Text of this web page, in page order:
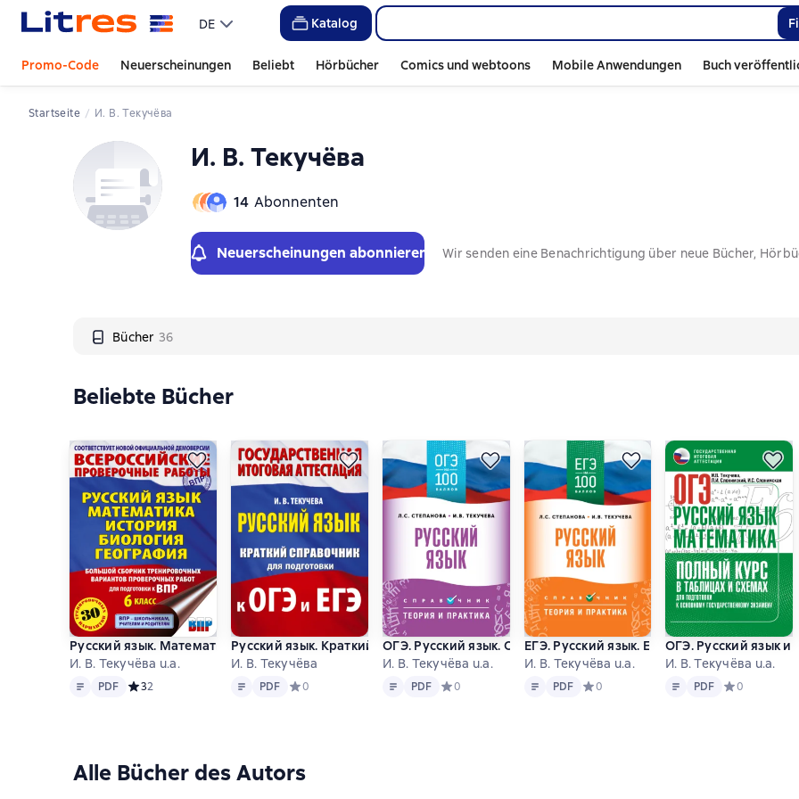
DE Katalog
Promo-Code Neuerscheinungen Beliebt Hörbücher Comics und webtoons Mobile Anwendungen Buch
Startseite И. В. Текучёва
И. В. Текучёва
14 Abonnenten
Neuerscheinungen abonnieren Wir senden eine Benachrichtigung über neue Bücher,
Bücher 36
Слайдер с книгами
Beliebte Bücher
Русский язык. Математика. История. Биология. География. Большой сборник тренировочных вариантов
И. В. Текучёва u.a.
Text PDF
PDF Средний рейтинг 3 на основе 2 оценок
32
Русский язык. Краткий справочник для подготовки к ОГЭ и ЕГЭ
И. В. Текучёва
Text PDF
PDF Средний рейтинг 0 на основе 0 оценок
0
ОГЭ. Русский язык. ОГЭ на 100 баллов. Справочник. Теория и
И. В. Текучёва u.a.
Text PDF
PDF Средний рейтинг 0 на основе 0 оценок
0
ЕГЭ. Русский язык. ЕГЭ на 100 баллов.
И. В. Текучёва u.a.
Text PDF
PDF Средний рейтинг 0 на основе 0 оценок
0
ОГЭ. Русский язык и
И. В. Текучёва u.a.
Text PDF
PDF Средний
0
Alle Bücher des Autors